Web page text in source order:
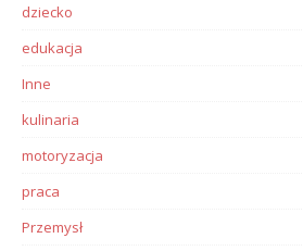
dziecko
edukacja
Inne
kulinaria
motoryzacja
praca
Przemysł